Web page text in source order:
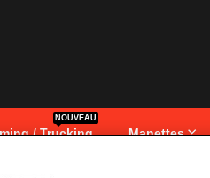
/ Trucking
NOUVEAU
Manettes